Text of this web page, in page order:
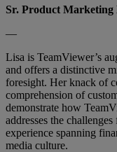
Sr. Product Marketing
—
Lisa is TeamViewer’s
and offers a distinctive
foresight. Her knack of
comprehension of
demonstrate how
addresses the
experience spanning
media culture.